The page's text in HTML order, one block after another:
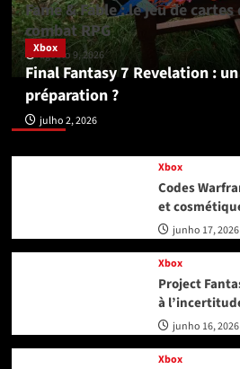
Fame & Fable : le jeu de
combat RPG
agosto 9, 2026
Xbox
Xbox
Final Fantasy 7 Revelation :
préparation ?
julho 2, 2026
Xbox
Codes
et
junho 17, 2026
Xbox
Project
à
junho 16, 2026
Xbox